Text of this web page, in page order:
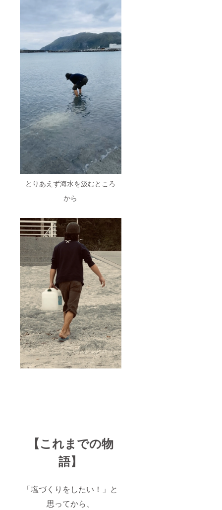
とりあえず海水を汲むところ
から
【これまでの物
語】
「塩づくりをしたい！」と
思ってから、